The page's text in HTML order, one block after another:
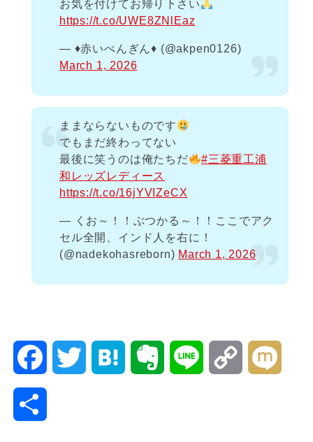
お気を付けてお帰り下さい
https://t.co/UWE8ZNlEaz
— ♦️赤いぺんぎん♦️ (@akpen0126)
March 1, 2026
ままならないものです
でもまだ終わってない
最後に笑うのは俺たちだ
#三菱重工浦
和レッズレディース
https://t.co/16jYVIZeCX
— くお～！！ぶつかる～！！ここでアク
セル全開、インド人を右に！
(@nadekohasreborn) March 1, 2026